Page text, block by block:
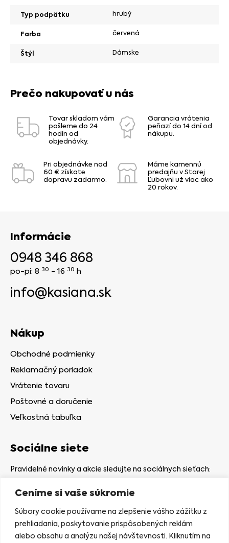
Ceníme si vaše súkromie
Súbory cookie používame na zlepšenie vášho zážitku z
prehliadania, poskytovanie prispôsobených reklám
alebo obsahu a analýzu našej návštevnosti. Kliknutím na
Typ podpätku hrubý
Farba červená
Štýl Dámske
Prečo nakupovať u nás
Tovar skladom vám
pošleme do 24
hodín od
objednávky.
Garancia vrátenia
peňazí do 14 dní od
nákupu.
Pri objednávke nad
60 € získate
dopravu zadarmo.
Máme kamennú
predajňu v Starej
Ľubovni už viac ako
20 rokov.
Informácie
0948 346 868
po-pi: 8 30 - 16 30 h
info@kasiana.sk
Nákup
Obchodné podmienky
Reklamačný poriadok
Vrátenie tovaru
Poštovné a doručenie
Veľkostná tabuľka
Sociálne siete
Pravidelné novinky a akcie sledujte na sociálnych sieťach:
Kamenná predajňa